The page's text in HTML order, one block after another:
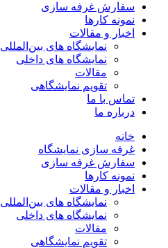
سفارش غرفه سازی
نمونه کارها
اخبار و مقالات
نمایشگاه های بین‌المللی
نمایشگاه های داخلی
مقالات
تقویم نمایشگاهی
تماس با ما
درباره ما
خانه
غرفه سازی نمایشگاه
سفارش غرفه سازی
نمونه کارها
اخبار و مقالات
نمایشگاه های بین‌المللی
نمایشگاه های داخلی
مقالات
تقویم نمایشگاهی